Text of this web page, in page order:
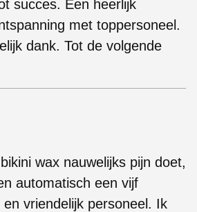
succes. Een heerlijk
met toppersoneel.
dank. Tot de volgende
wax nauwelijks pijn doet,
automatisch een vijf
vriendelijk personeel. Ik